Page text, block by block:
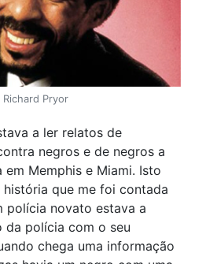
Richard Pryor
a ler relatos de
negros e de negros a
Memphis e Miami. Isto
que me foi contada
polícia novato estava a
da polícia com o seu
chega uma informação